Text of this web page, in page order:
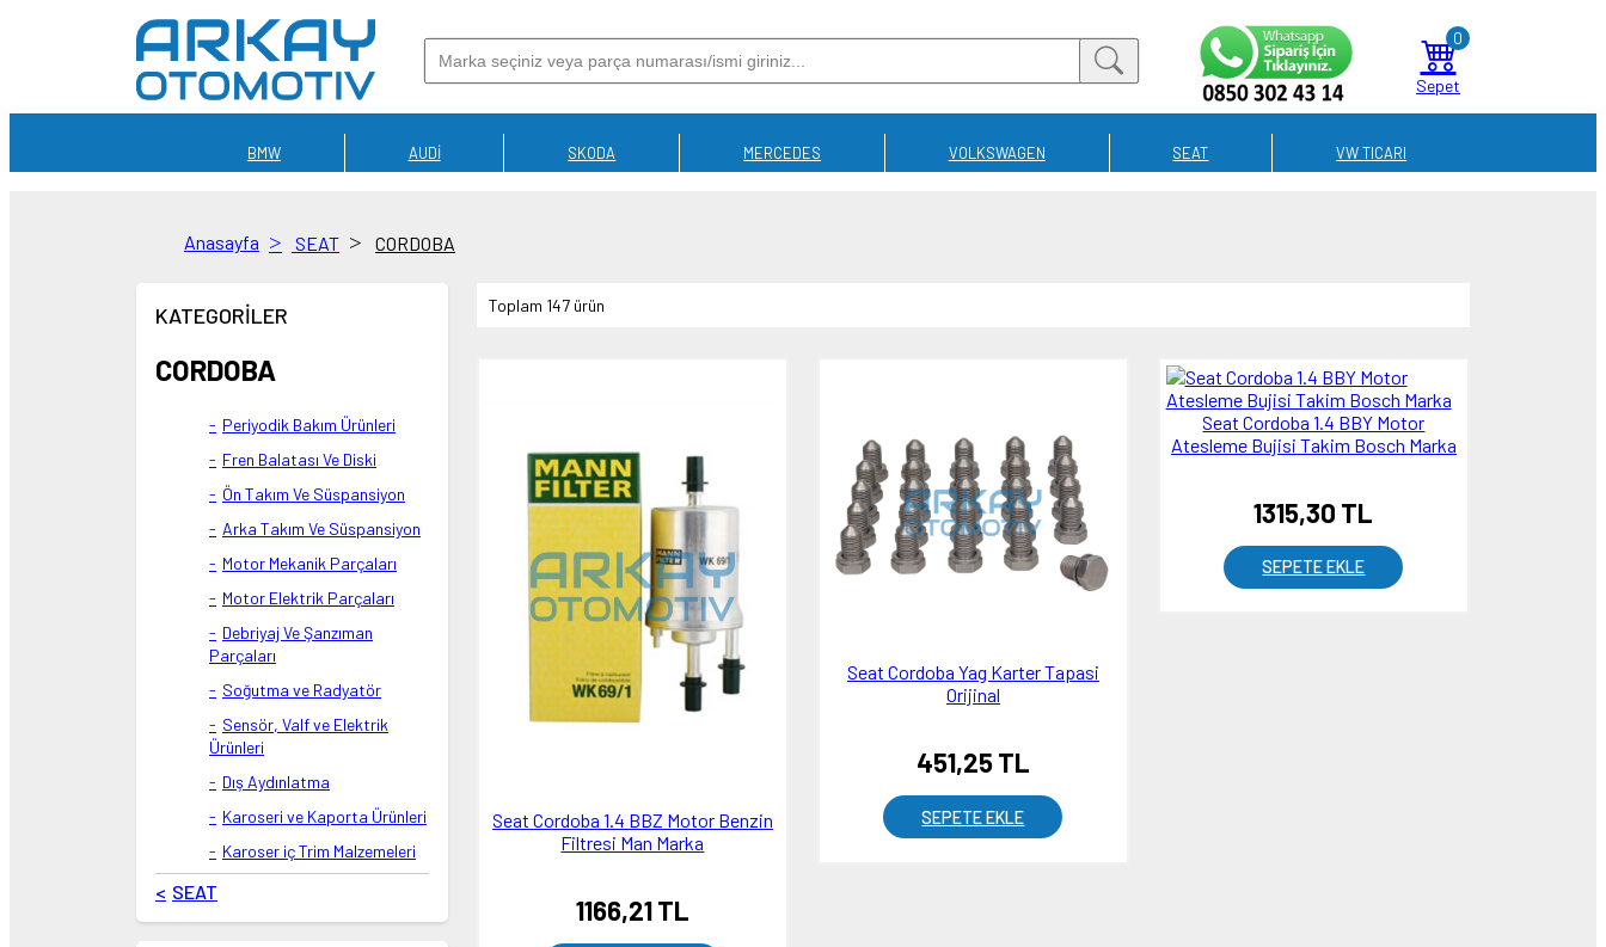
0
Sepet
BMW AUDİ SKODA MERCEDES VOLKSWAGEN SEAT VW TICARI
Anasayfa SEAT CORDOBA
KATEGORİLER
CORDOBA
Periyodik Bakım Ürünleri
Fren Balatası Ve Diski
Ön Takım Ve Süspansiyon
Arka Takım Ve Süspansiyon
Motor Mekanik Parçaları
Motor Elektrik Parçaları
Debriyaj Ve Şanzıman
Parçaları
Soğutma ve Radyatör
Sensör, Valf ve Elektrik
Ürünleri
Dış Aydınlatma
Karoseri ve Kaporta Ürünleri
Karoser iç Trim Malzemeleri
SEAT
Toplam 147 ürün
Seat Cordoba 1.4 BBZ Motor Benzin
Filtresi Man Marka
1166,21 TL
Seat Cordoba Yag Karter Tapasi
Orijinal
451,25 TL
SEPETE EKLE
Seat Cordoba 1.4 BBY Motor
Atesleme Bujisi Takim Bosch Marka
1315,30 TL
SEPETE EKLE